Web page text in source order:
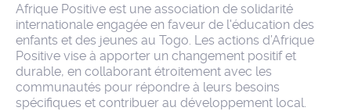
Afrique Positive est une association de solidarité
internationale engagée en faveur de l'éducation des
enfants et des jeunes au Togo. Les actions d’Afrique
Positive vise à apporter un changement positif et
durable, en collaborant étroitement avec les
communautés pour répondre à leurs besoins
spécifiques et contribuer au développement local.